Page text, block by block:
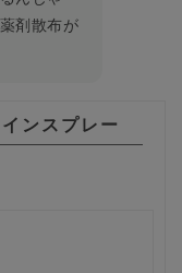
剤散布が
ンスプレー